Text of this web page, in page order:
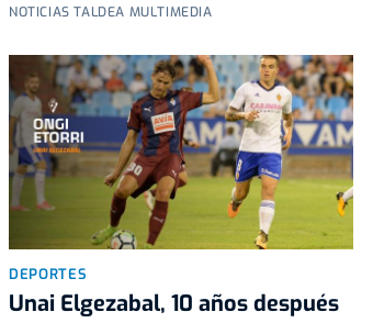
NOTICIAS TALDEA MULTIMEDIA
DEPORTES
Unai Elgezabal, 10 años después